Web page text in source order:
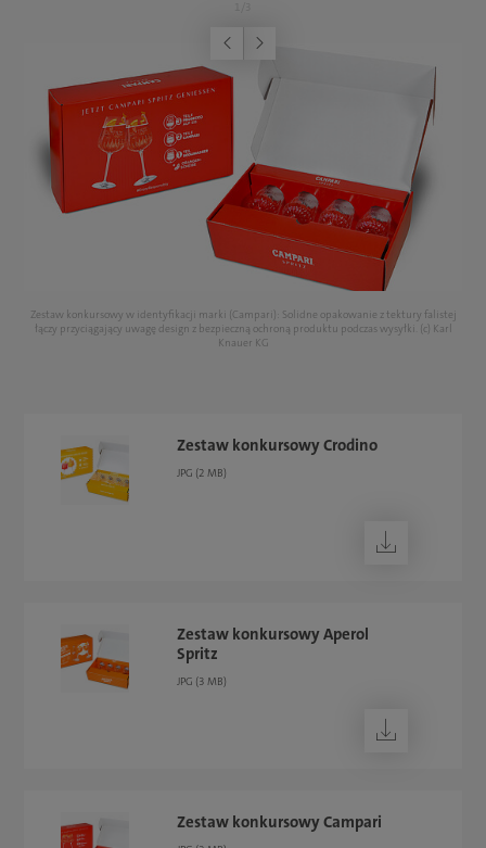
Następna
Poprzednia
Zestaw konkursowy w identyfikacji marki (Campari): Solidne opakowanie z tektury falistej
łączy przyciągający uwagę design z bezpieczną ochroną produktu podczas wysyłki. (c) Karl
Knauer KG
Zestaw konkursowy Crodino
JPG (2 MB)
Pobierz
Zestaw konkursowy Aperol
Spritz
JPG (3 MB)
Pobierz
Zestaw konkursowy Campari